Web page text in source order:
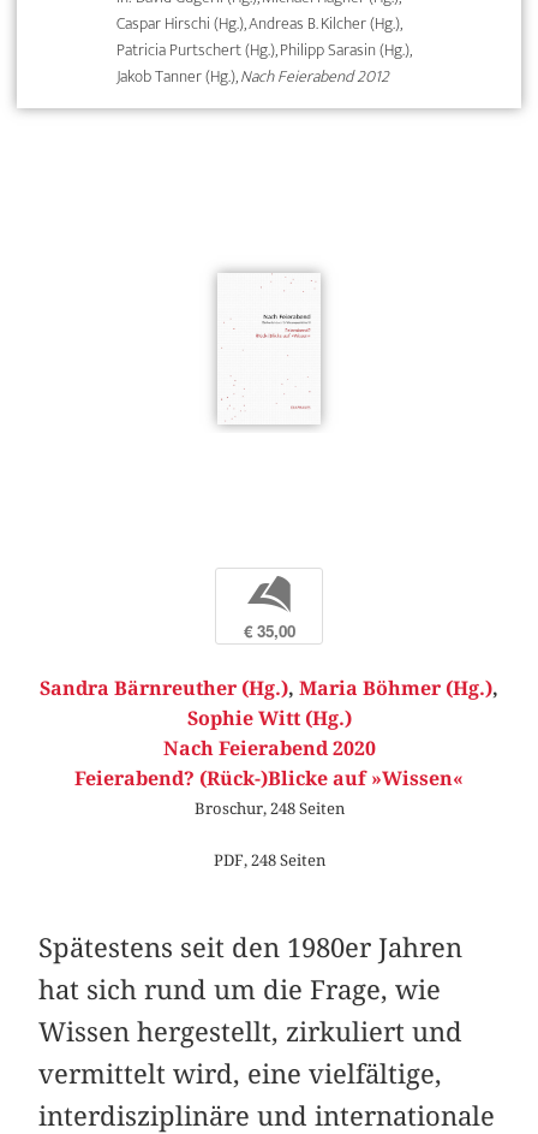
Caspar Hirschi (Hg.), Andreas B. Kilcher (Hg.),
Patricia Purtschert (Hg.), Philipp Sarasin (Hg.),
Jakob Tanner (Hg.),Nach Feierabend 2012
b
€ 35,00
Sandra Bärnreuther (Hg.), Maria Böhmer (Hg.),
Sophie Witt (Hg.)
Nach Feierabend 2020
Feierabend? (Rück-)Blicke auf »Wissen«
Broschur, 248 Seiten
PDF, 248 Seiten
Spätestens seit den 1980er Jahren
hat sich rund um die Frage, wie
Wissen hergestellt, zirkuliert und
vermittelt wird, eine vielfältige,
interdisziplinäre und internationale